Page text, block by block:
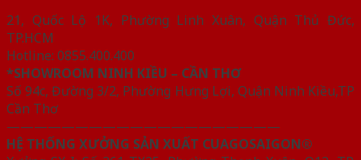
21, Quốc Lộ 1K, Phường Linh Xuân, Quận Thủ Đức,
TP.HCM
Hotline: 0855.400.400
*SHOWROOM NINH KIỀU – CẦN THƠ
Số 94c, Đường 3/2, Phường Hưng Lợi, Quận Ninh Kiều,TP
Cần Thơ
————————————————————
HỆ THỐNG XƯỞNG SẢN XUẤT CUAGOSAIGON®